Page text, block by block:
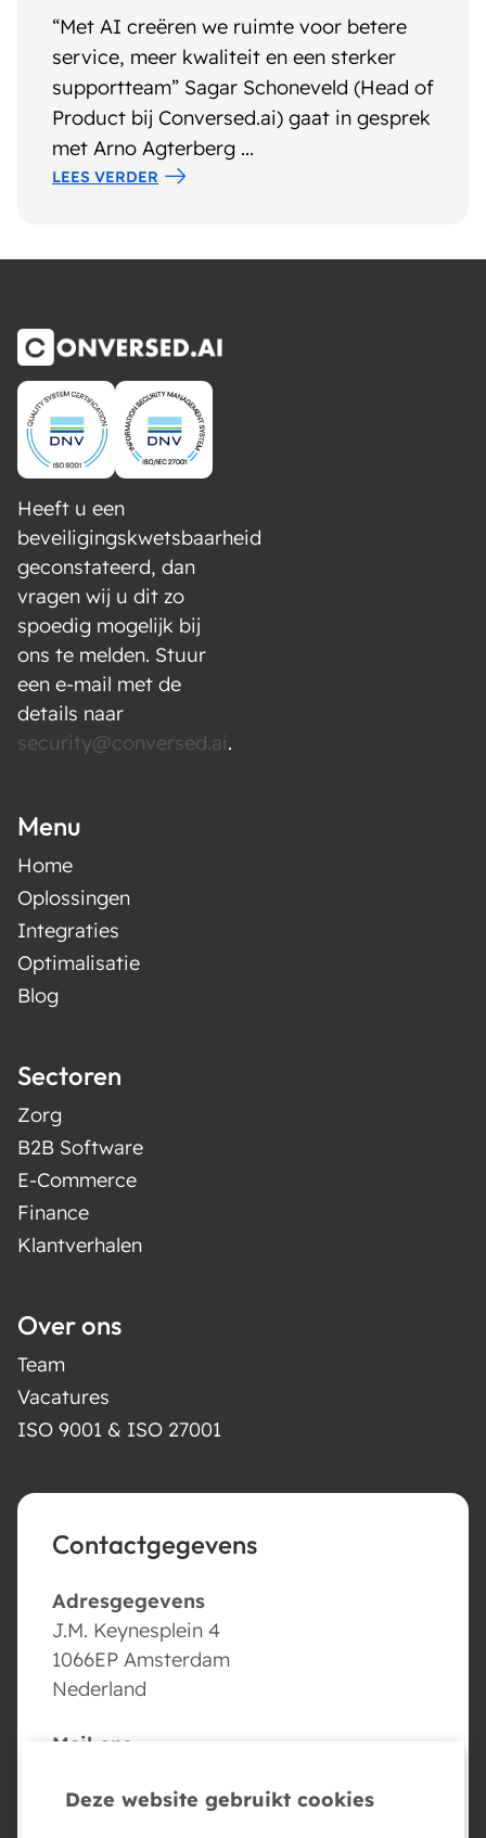
“Met AI creëren we ruimte voor betere
service, meer kwaliteit en een sterker
supportteam” Sagar Schoneveld (Head of
Product bij Conversed.ai) gaat in gesprek
met Arno Agterberg ...
LEES VERDER
Heeft u een
beveiligingskwetsbaarheid
geconstateerd, dan
vragen wij u dit zo
spoedig mogelijk bij
ons te melden. Stuur
een e-mail met de
details naar
security@conversed.ai.
Menu
Home
Oplossingen
Integraties
Optimalisatie
Blog
Sectoren
Zorg
B2B Software
E-Commerce
Finance
Klantverhalen
Over ons
Team
Vacatures
ISO 9001 & ISO 27001
Contactgegevens
Adresgegevens
J.M. Keynesplein 4
1066EP Amsterdam
Nederland
Mail ons
Deze website gebruikt cookies